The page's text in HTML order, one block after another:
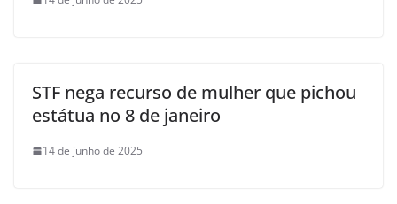
STF nega recurso de mulher que pichou
estátua no 8 de janeiro
14 de junho de 2025